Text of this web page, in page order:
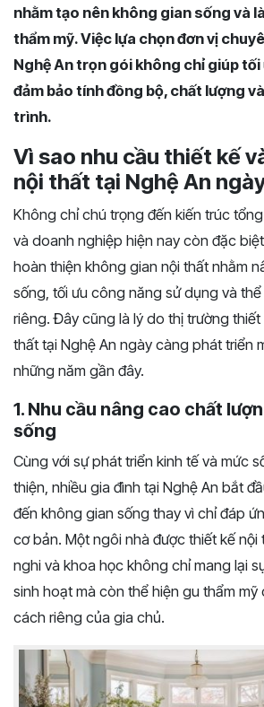
nhằm tạo nên không gian sống và
thẩm mỹ. Việc lựa chọn đơn vị
Nghệ An trọn gói không chỉ giúp tối
đảm bảo tính đồng bộ, chất lượng
trình.
Vì sao nhu cầu thiết kế
nội thất tại Nghệ An
Không chỉ chú trọng đến kiến trúc
và doanh nghiệp hiện nay còn đặc
hoàn thiện không gian nội thất nhằm
sống, tối ưu công năng sử dụng và
riêng. Đây cũng là lý do thị trường
thất tại Nghệ An ngày càng phát triển
những năm gần đây.
1. Nhu cầu nâng cao chất
sống
Cùng với sự phát triển kinh tế và mức
thiện, nhiều gia đình tại Nghệ An bắt
đến không gian sống thay vì chỉ đáp
cơ bản. Một ngôi nhà được thiết kế nội
nghi và khoa học không chỉ mang lại
sinh hoạt mà còn thể hiện gu thẩm
cách riêng của gia chủ.